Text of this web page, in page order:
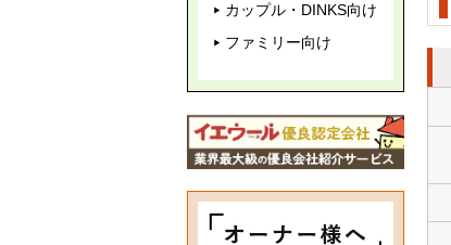
カップル・DINKS向け
ファミリー向け